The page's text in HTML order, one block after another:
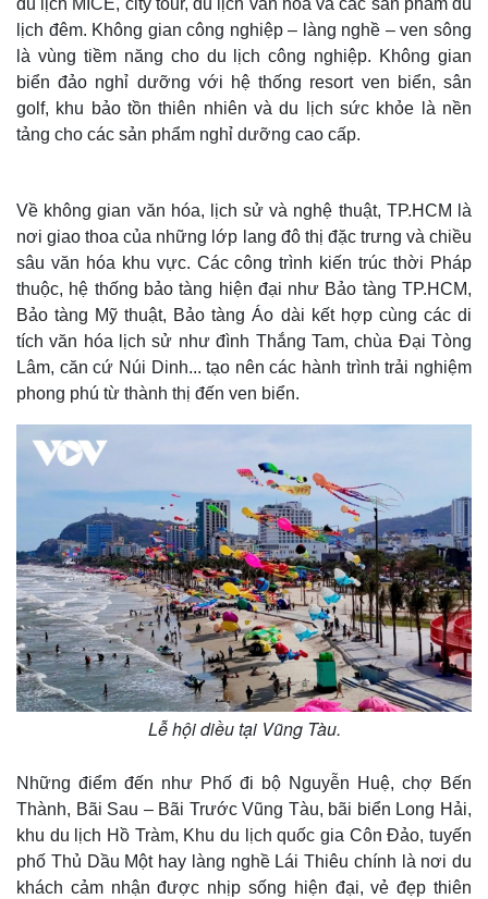
Thế giới
Quan sát
Cuộc sống đó đây
Multimedia
Video
Ảnh
lịch đêm. Không gian công nghiệp – làng nghề – ven sông
là vùng tiềm năng cho du lịch công nghiệp. Không gian
biển đảo nghỉ dưỡng với hệ thống resort ven biển, sân
golf, khu bảo tồn thiên nhiên và du lịch sức khỏe là nền
tảng cho các sản phẩm nghỉ dưỡng cao cấp.
Về không gian văn hóa, lịch sử và nghệ thuật, TP.HCM là
nơi giao thoa của những lớp lang đô thị đặc trưng và chiều
sâu văn hóa khu vực. Các công trình kiến trúc thời Pháp
thuộc, hệ thống bảo tàng hiện đại như Bảo tàng TP.HCM,
Bảo tàng Mỹ thuật, Bảo tàng Áo dài kết hợp cùng các di
tích văn hóa lịch sử như đình Thắng Tam, chùa Đại Tòng
Lâm, căn cứ Núi Dinh... tạo nên các hành trình trải nghiệm
phong phú từ thành thị đến ven biển.
Lễ hội diều tại Vũng Tàu.
Những điểm đến như Phố đi bộ Nguyễn Huệ, chợ Bến
Thành, Bãi Sau – Bãi Trước Vũng Tàu, bãi biển Long Hải,
khu du lịch Hồ Tràm, Khu du lịch quốc gia Côn Đảo, tuyến
phố Thủ Dầu Một hay làng nghề Lái Thiêu chính là nơi du
khách cảm nhận được nhịp sống hiện đại, vẻ đẹp thiên